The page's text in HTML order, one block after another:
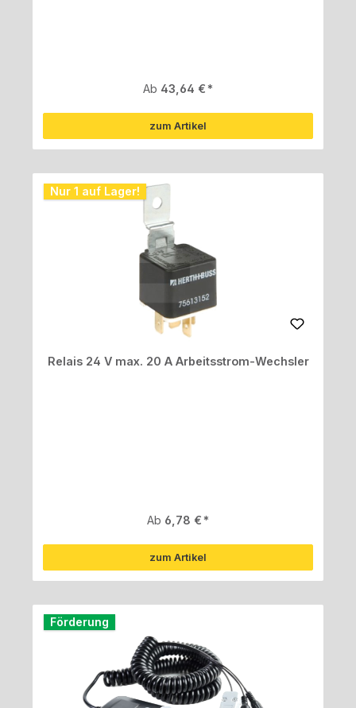
Regulärer Preis:
Ab 43,64 €
zum Artikel
Nur 1 auf Lager!
Relais 24 V max. 20 A Arbeitsstrom-Wechsler
Regulärer Preis:
Ab 6,78 €
zum Artikel
Förderung